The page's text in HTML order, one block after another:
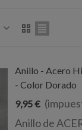
Anillo - Acero
- Color Dorado
9,95 €
Anillo de